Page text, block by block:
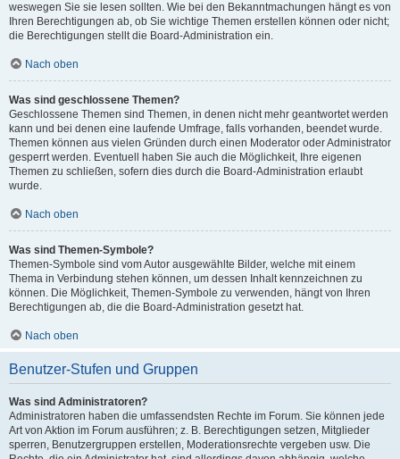
weswegen Sie sie lesen sollten. Wie bei den Bekanntmachungen hängt es von
Ihren Berechtigungen ab, ob Sie wichtige Themen erstellen können oder nicht;
die Berechtigungen stellt die Board-Administration ein.
Nach oben
Was sind geschlossene Themen?
Geschlossene Themen sind Themen, in denen nicht mehr geantwortet werden
kann und bei denen eine laufende Umfrage, falls vorhanden, beendet wurde.
Themen können aus vielen Gründen durch einen Moderator oder Administrator
gesperrt werden. Eventuell haben Sie auch die Möglichkeit, Ihre eigenen
Themen zu schließen, sofern dies durch die Board-Administration erlaubt
wurde.
Nach oben
Was sind Themen-Symbole?
Themen-Symbole sind vom Autor ausgewählte Bilder, welche mit einem
Thema in Verbindung stehen können, um dessen Inhalt kennzeichnen zu
können. Die Möglichkeit, Themen-Symbole zu verwenden, hängt von Ihren
Berechtigungen ab, die die Board-Administration gesetzt hat.
Nach oben
Benutzer-Stufen und Gruppen
Was sind Administratoren?
Administratoren haben die umfassendsten Rechte im Forum. Sie können jede
Art von Aktion im Forum ausführen; z. B. Berechtigungen setzen, Mitglieder
sperren, Benutzergruppen erstellen, Moderationsrechte vergeben usw. Die